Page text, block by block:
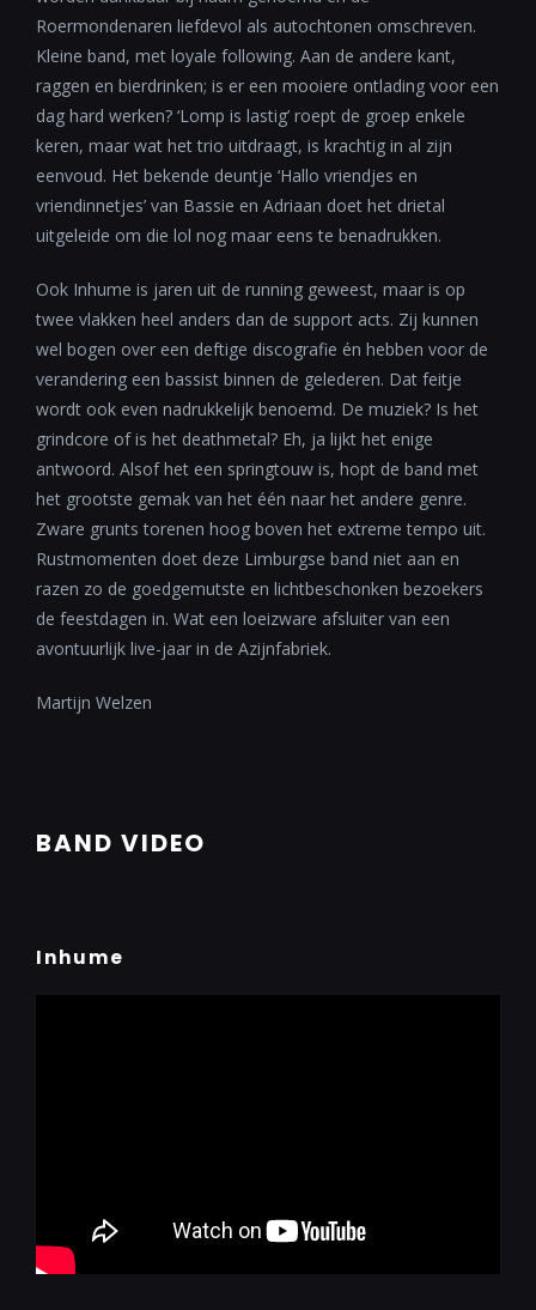
Roermondenaren liefdevol als autochtonen omschreven.
Kleine band, met loyale following. Aan de andere kant,
raggen en bierdrinken; is er een mooiere ontlading voor een
dag hard werken? ‘Lomp is lastig’ roept de groep enkele
keren, maar wat het trio uitdraagt, is krachtig in al zijn
eenvoud. Het bekende deuntje ‘Hallo vriendjes en
vriendinnetjes’ van Bassie en Adriaan doet het drietal
uitgeleide om die lol nog maar eens te benadrukken.
Ook Inhume is jaren uit de running geweest, maar is op
twee vlakken heel anders dan de support acts. Zij kunnen
wel bogen over een deftige discografie én hebben voor de
verandering een bassist binnen de gelederen. Dat feitje
wordt ook even nadrukkelijk benoemd. De muziek? Is het
grindcore of is het deathmetal? Eh, ja lijkt het enige
antwoord. Alsof het een springtouw is, hopt de band met
het grootste gemak van het één naar het andere genre.
Zware grunts torenen hoog boven het extreme tempo uit.
Rustmomenten doet deze Limburgse band niet aan en
razen zo de goedgemutste en lichtbeschonken bezoekers
de feestdagen in. Wat een loeizware afsluiter van een
avontuurlijk live-jaar in de Azijnfabriek.
Martijn Welzen
BAND VIDEO
Inhume